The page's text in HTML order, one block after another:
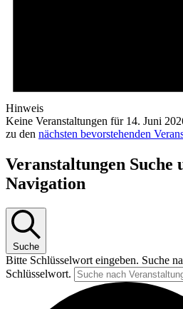
Hinweis
Keine Veranstaltungen für 14. Juni
zu den nächsten bevorstehenden
Veranstaltungen Suche
Navigation
Suche
Bitte Schlüsselwort eingeben. Suche
Schlüsselwort.